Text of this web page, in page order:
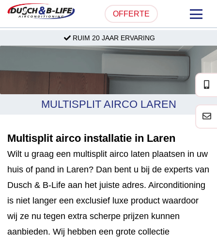
HOME
OVER ONS
PRODUCTEN
ZAKELIJK
SERVICE & ONDERHOUD
CONTACT
OFFERTE
RUIM 20 JAAR ERVARING
MULTISPLIT AIRCO LAREN
Multisplit airco installatie in Laren
Wilt u graag een multisplit airco laten plaatsen in uw
huis of pand in Laren? Dan bent u bij de experts van
Dusch & B-Life aan het juiste adres. Airconditioning
is niet langer een exclusief luxe product waardoor
wij ze nu tegen extra scherpe prijzen kunnen
aanbieden. Wij hebben een grote collectie